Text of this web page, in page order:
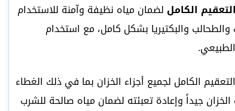
الكامل لضمان مياه نظيفة وآمنة للاستخدام
والبكتيريا بشكل كامل، مع استخدام
الكامل لجميع أجزاء الخزان بما في ذلك الغطاء
جيداً وإعادة تعبئته لضمان مياه صالحة للشرب